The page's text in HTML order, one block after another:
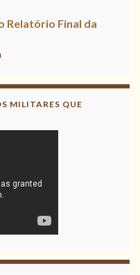
Relatório Final da
MILITARES QUE